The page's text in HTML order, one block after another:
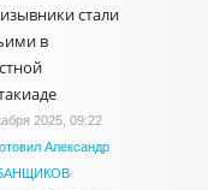
стали
в
2025, 09:22
Александр